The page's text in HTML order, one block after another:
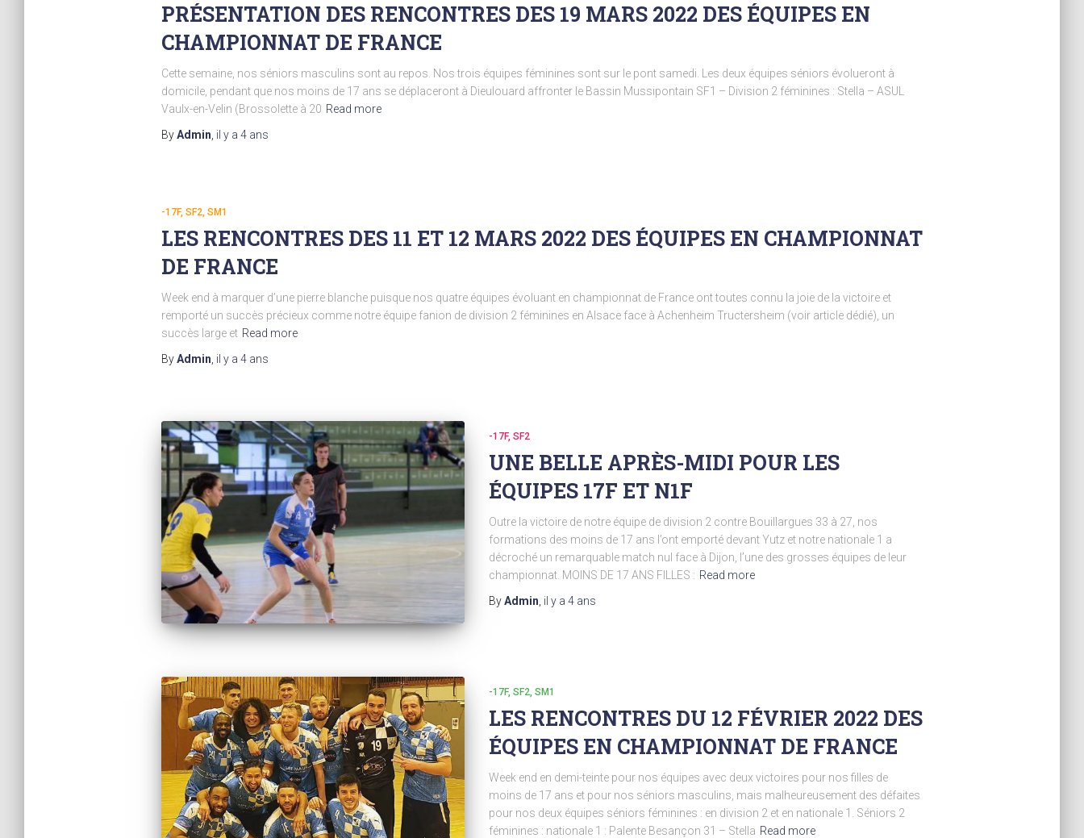
PRÉSENTATION DES RENCONTRES DES 19 MARS 2022 DES ÉQUIPES EN
CHAMPIONNAT DE FRANCE
Cette semaine, nos séniors masculins sont au repos. Nos trois équipes féminines sont sur le pont samedi. Les deux équipes séniors évolueront à
domicile, pendant que nos moins de 17 ans se déplaceront à Dieulouard affronter le Bassin Mussipontain SF1 – Division 2 féminines : Stella – ASUL
Vaulx-en-Velin (Brossolette à 20 Read more
ByAdmin il y a 4 ans
-17F SF2 SM1
LES RENCONTRES DES 11 ET 12 MARS 2022 DES ÉQUIPES EN CHAMPIONNAT
DE FRANCE
Week end à marquer d’une pierre blanche puisque nos quatre équipes évoluant en championnat de France ont toutes connu la joie de la victoire et
remporté un succès précieux comme notre équipe fanion de division 2 féminines en Alsace face à Achenheim Tructersheim (voir article dédié), un
succès large et Read more
ByAdmin il y a 4 ans
-17F SF2
UNE BELLE APRÈS-MIDI POUR LES
ÉQUIPES 17F ET N1F
Outre la victoire de notre équipe de division 2 contre Bouillargues 33 à 27, nos
formations des moins de 17 ans l’ont emporté devant Yutz et notre nationale 1 a
décroché un remarquable match nul face à Dijon, l’une des grosses équipes de leur
championnat. MOINS DE 17 ANS FILLES : Read more
ByAdmin il y a 4 ans
-17F SF2 SM1
LES RENCONTRES DU 12 FÉVRIER 2022 DES
ÉQUIPES EN CHAMPIONNAT DE FRANCE
Week end en demi-teinte pour nos équipes avec deux victoires pour nos filles de
moins de 17 ans et pour nos séniors masculins, mais malheureusement des défaites
pour nos deux équipes séniors féminines : en division 2 et en nationale 1. Séniors 2
féminines : nationale 1 : Palente Besançon 31 – Stella Read more